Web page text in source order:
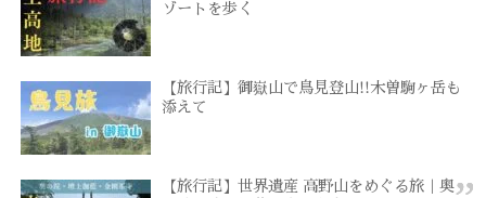
ゾートを歩く
【旅行記】御嶽山で鳥見登山!!木曽駒ヶ岳も
添えて
【旅行記】世界遺産 高野山をめぐる旅｜奥